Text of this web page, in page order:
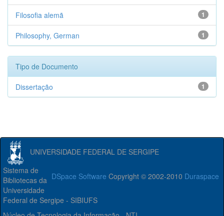
1
Filosofia alemã
1
Philosophy, German
Tipo de Documento
1
Dissertação
UNIVERSIDADE FEDERAL DE SERGIPE
DSpace Software Copyright © 2002-2010 Duraspace
Sistema de
Bibliotecas da
Universidade
Federal de Sergipe - SIBIUFS